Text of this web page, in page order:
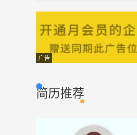
兼职、全职丨必胜客服务员
保安 保安丨秩序员丨保洁
出纳
广告
简历推荐